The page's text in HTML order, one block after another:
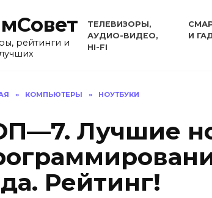
рейтинги и
ТЕЛЕВИЗОРЫ,
АУДИО-ВИДЕО,
HI-FI
И
» КОМПЬЮТЕРЫ » НОУТБУКИ
Лучшие
Рейтинг!